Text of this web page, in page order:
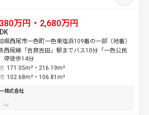
万円・2,680万円
県西尾市一色町一色東塩浜109番の一部（地番）
西尾線「吉良吉田」駅までバス10分「一色公民
停徒歩14分
171.05m²・ 216.19m²
102.68m²・ 106.81m²
株式会社